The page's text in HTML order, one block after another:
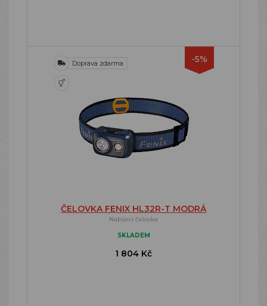
-5%
Doprava zdarma
ČELOVKA FENIX HL32R-T MODRÁ
Nabíjecí čelovka
SKLADEM
1 804 Kč